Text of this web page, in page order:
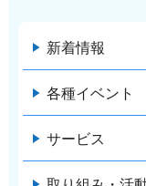
新着情報
各種イベント
サービス